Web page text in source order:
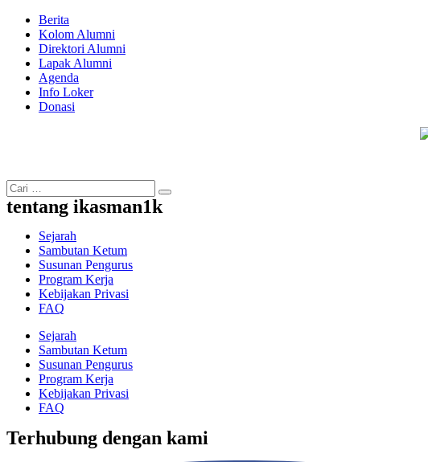
Berita
Kolom Alumni
Direktori Alumni
Lapak Alumni
Agenda
Info Loker
Donasi
tentang ikasman1k
Sejarah
Sambutan Ketum
Susunan Pengurus
Program Kerja
Kebijakan Privasi
FAQ
Sejarah
Sambutan Ketum
Susunan Pengurus
Program Kerja
Kebijakan Privasi
FAQ
Terhubung dengan kami